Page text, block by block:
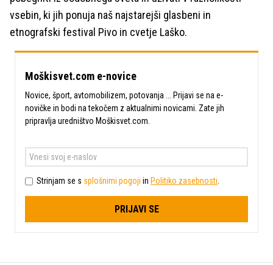
vsebin, ki jih ponuja naš najstarejši glasbeni in
etnografski festival Pivo in cvetje Laško.
Moškisvet.com e-novice
Novice, šport, avtomobilizem, potovanja ... Prijavi se na e-
novičke in bodi na tekočem z aktualnimi novicami. Zate jih
pripravlja uredništvo Moškisvet.com.
Strinjam se s splošnimi pogoji in Politiko zasebnosti
PRIJAVI SE